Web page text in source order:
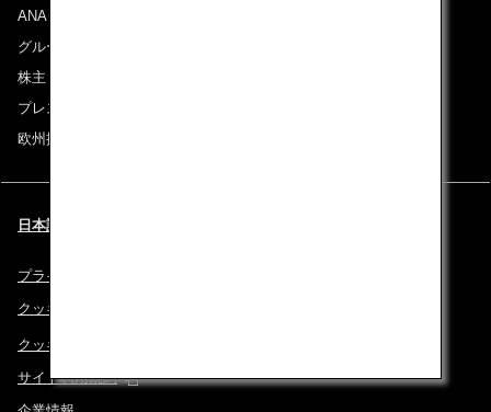
ANAグループについて
グループ企業一覧
株主・投資家情報
プレスリリース
欧州採用情報
日本語 | Deutschland (都市と言語を選択してください)
プライバシーポリシー
クッキーポリシー
クッキー詳細設定
サイト利用規約